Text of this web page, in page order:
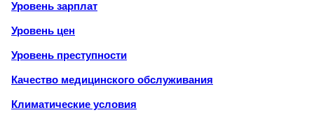
Уровень зарплат
Уровень цен
Уровень преступности
Качество медицинского обслуживания
Климатические условия